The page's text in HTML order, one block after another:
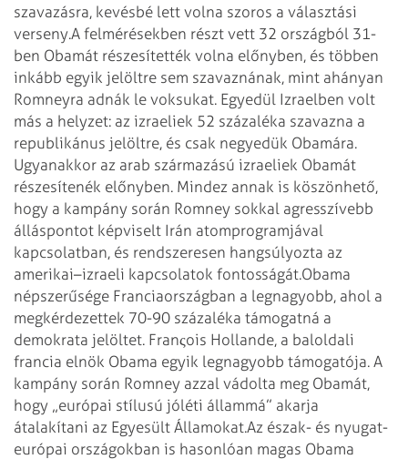
szavazásra, kevésbé lett volna szoros a választási
verseny.A felmérésekben részt vett 32 országból 31-
ben Obamát részesítették volna előnyben, és többen
inkább egyik jelöltre sem szavaznának, mint ahányan
Romneyra adnák le voksukat. Egyedül Izraelben volt
más a helyzet: az izraeliek 52 százaléka szavazna a
republikánus jelöltre, és csak negyedük Obamára.
Ugyanakkor az arab származású izraeliek Obamát
részesítenék előnyben. Mindez annak is köszönhető,
hogy a kampány során Romney sokkal agresszívebb
álláspontot képviselt Irán atomprogramjával
kapcsolatban, és rendszeresen hangsúlyozta az
amerikai–izraeli kapcsolatok fontosságát.Obama
népszerűsége Franciaországban a legnagyobb, ahol a
megkérdezettek 70-90 százaléka támogatná a
demokrata jelöltet. Franςois Hollande, a baloldali
francia elnök Obama egyik legnagyobb támogatója. A
kampány során Romney azzal vádolta meg Obamát,
hogy „európai stílusú jóléti állammá” akarja
átalakítani az Egyesült Államokat.Az észak- és nyugat-
európai országokban is hasonlóan magas Obama